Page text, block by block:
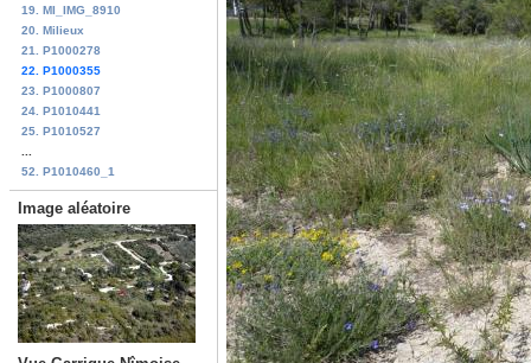
19. MI_IMG_8910
20. Milieux
21. P1000278
22. P1000355
23. P1000807
24. P1010441
25. P1010527
52. P1010460_1
Image aléatoire